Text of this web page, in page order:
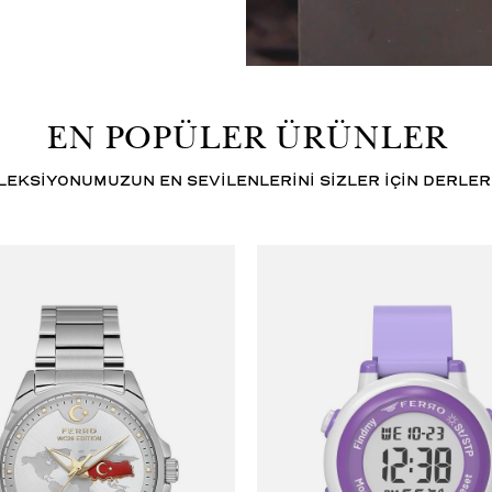
EN POPÜLER ÜRÜNLER
EN SEVİLENLERİNİ SİZLER İÇİN